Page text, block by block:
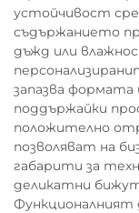
устойчивост
съдържанието
дъжд или
запазва
поддържайки
положително
позволяват на
габарити за
деликатни
Функционалният